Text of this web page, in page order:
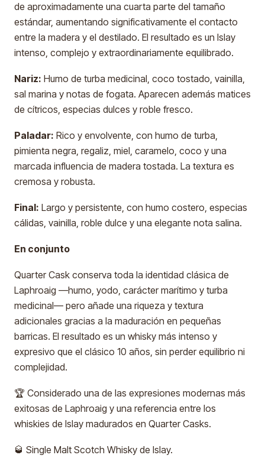
de aproximadamente una cuarta parte del tamaño
estándar, aumentando significativamente el contacto
entre la madera y el destilado. El resultado es un Islay
intenso, complejo y extraordinariamente equilibrado.
Nariz: Humo de turba medicinal, coco tostado, vainilla,
sal marina y notas de fogata. Aparecen además matices
de cítricos, especias dulces y roble fresco.
Paladar: Rico y envolvente, con humo de turba,
pimienta negra, regaliz, miel, caramelo, coco y una
marcada influencia de madera tostada. La textura es
cremosa y robusta.
Final: Largo y persistente, con humo costero, especias
cálidas, vainilla, roble dulce y una elegante nota salina.
En conjunto
Quarter Cask conserva toda la identidad clásica de
Laphroaig —humo, yodo, carácter marítimo y turba
medicinal— pero añade una riqueza y textura
adicionales gracias a la maduración en pequeñas
barricas. El resultado es un whisky más intenso y
expresivo que el clásico 10 años, sin perder equilibrio ni
complejidad.
🏆 Considerado una de las expresiones modernas más
exitosas de Laphroaig y una referencia entre los
whiskies de Islay madurados en Quarter Casks.
🥃 Single Malt Scotch Whisky de Islay.